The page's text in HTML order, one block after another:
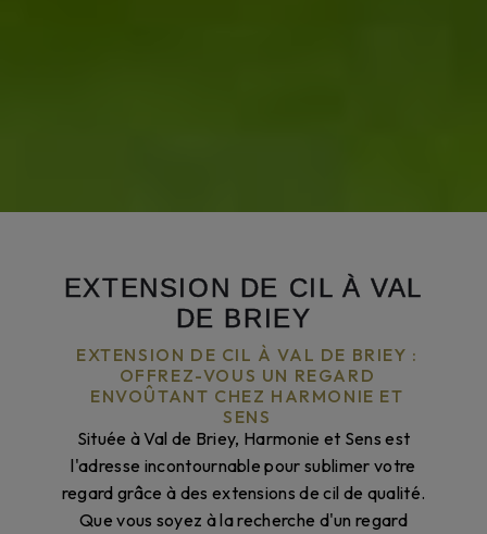
EXTENSION DE CIL À VAL
DE BRIEY
EXTENSION DE CIL À VAL DE BRIEY :
OFFREZ-VOUS UN REGARD
ENVOÛTANT CHEZ HARMONIE ET
SENS
Située à Val de Briey, Harmonie et Sens est
l'adresse incontournable pour sublimer votre
regard grâce à des extensions de cil de qualité.
Que vous soyez à la recherche d'un regard